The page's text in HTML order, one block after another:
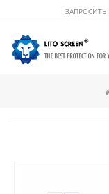
ЗАПРОСИТЬ